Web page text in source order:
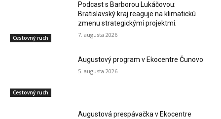
Cestovný ruch
Podcast s Barborou Lukáčovou:
Bratislavský kraj reaguje na klimatickú
zmenu strategickými projektmi.
7. augusta 2026
Cestovný ruch
Augustový program v Ekocentre Čunovo
5. augusta 2026
Augustová prespávačka v Ekocentre